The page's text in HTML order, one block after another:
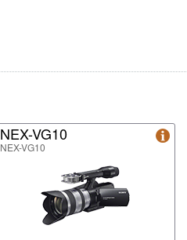
NEX-VG10
NEX-VG10